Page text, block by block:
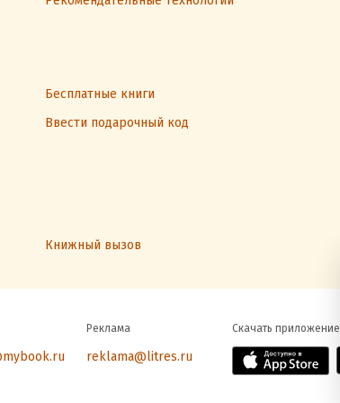
Бесплатные книги
Ввести подарочный код
Книжный вызов
Реклама
reklama@litres.ru
Скачать приложение